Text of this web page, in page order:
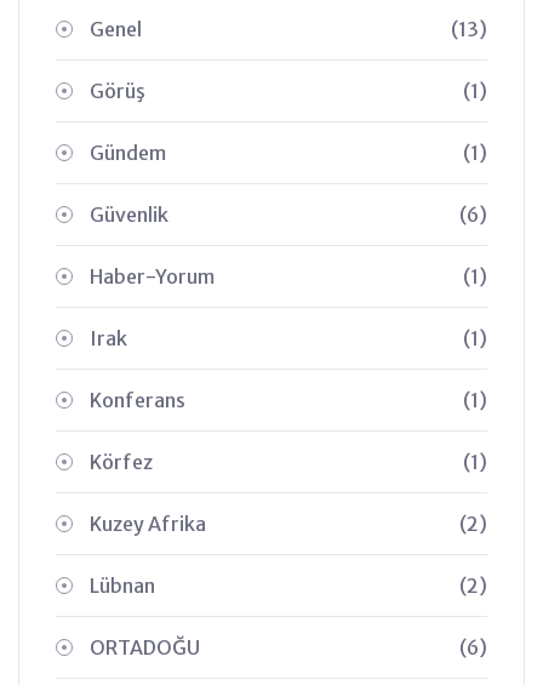
Genel (13)
Görüş (1)
Gündem (1)
Güvenlik (6)
Haber-Yorum (1)
Irak (1)
Konferans (1)
Körfez (1)
Kuzey Afrika (2)
Lübnan (2)
ORTADOĞU (6)